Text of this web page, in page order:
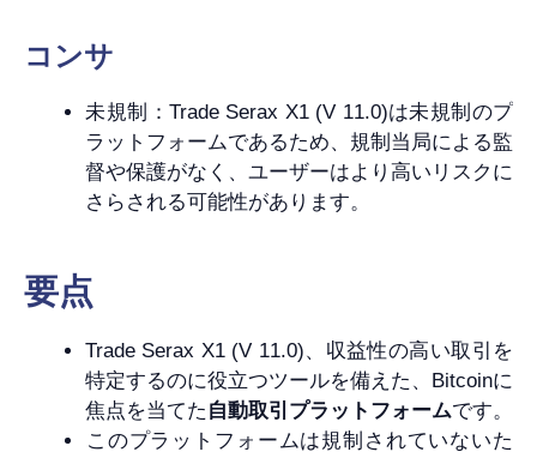
コンサ
未規制：Trade Serax X1 (V 11.0)は未規制のプ
ラットフォームであるため、規制当局による監
督や保護がなく、ユーザーはより高いリスクに
さらされる可能性があります。
要点
Trade Serax X1 (V 11.0)、収益性の高い取引を
特定するのに役立つツールを備えた、Bitcoinに
焦点を当てた 自動取引プラットフォームです。
このプラットフォームは規制されていないた